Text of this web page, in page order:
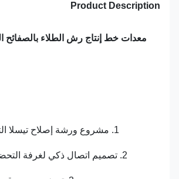
Product Description
معدات خط إنتاج رش الطلاء بالصفائح